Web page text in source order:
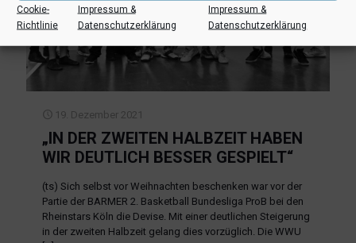
Cookie-
Richtlinie
Impressum &
Datenschutzerklärung
Impressum &
Datenschutzerklärung
19. Dezember 2021
„IN DER ZWEITEN HALBZEIT HABEN
WIR DEUTLICH BESSER GESPIELT“
(ts) Sich selbst vor Weihnachten beschenken war vor der
Partie der BARMER 2. Basketball Bundesliga ProB bei den
Rheinstars Köln die Devise. Mit einer deutlichen Steigerung
in der zweiten Halbzeit gelang dies vorzüglich. Die WWU